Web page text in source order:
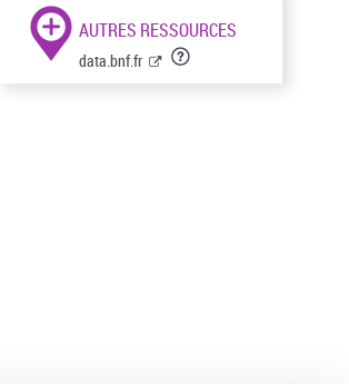
AUTRES RESSOURCES
data.bnf.fr